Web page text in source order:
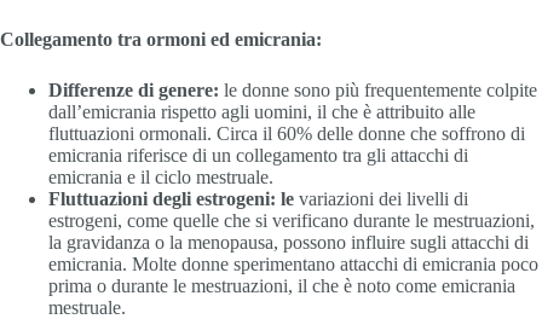
Collegamento tra ormoni ed emicrania:
Differenze di genere: le donne sono più frequentemente colpite
dall’emicrania rispetto agli uomini, il che è attribuito alle
fluttuazioni ormonali. Circa il 60% delle donne che soffrono di
emicrania riferisce di un collegamento tra gli attacchi di
emicrania e il ciclo mestruale.
Fluttuazioni degli estrogeni: le variazioni dei livelli di
estrogeni, come quelle che si verificano durante le mestruazioni,
la gravidanza o la menopausa, possono influire sugli attacchi di
emicrania. Molte donne sperimentano attacchi di emicrania poco
prima o durante le mestruazioni, il che è noto come emicrania
mestruale.